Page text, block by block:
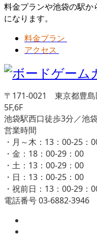
料金プランや池袋の駅か
になります。
料金プラン
アクセス
〒171-0021 東京都豊
5F,6F
池袋駅西口徒歩3分／池
営業時間
・月～木：13：00-25：
・金：18：00-29：00
・土：13：00-29：00
・日：13：00-25：00
・祝前日：13：00-29：
電話番号 03-6882-3946